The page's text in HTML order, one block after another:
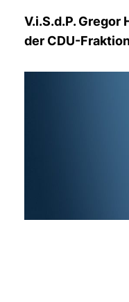
V.i.S.d.P.
der CDU-